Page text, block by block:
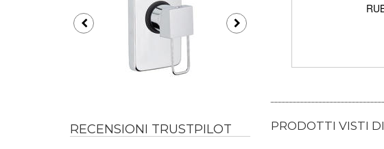
RECENSIONI TRUSTPILOT PRODOTTI VISTI